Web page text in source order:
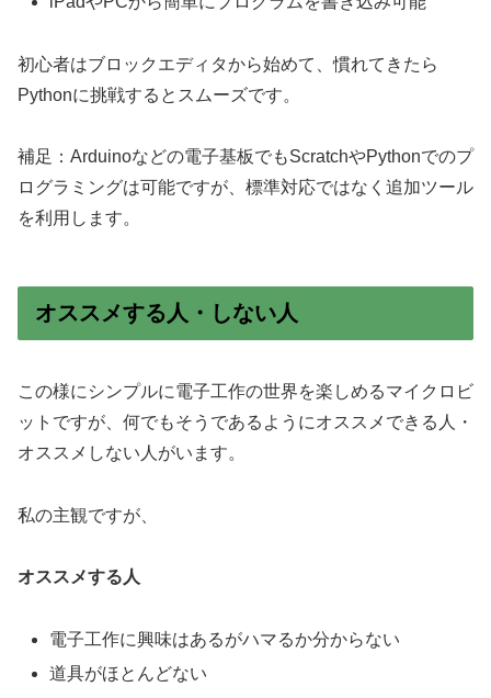
初心者はブロックエディタから始めて、慣れてきたら
Pythonに挑戦するとスムーズです。
補足：Arduinoなどの電子基板でもScratchやPythonでのプ
ログラミングは可能ですが、標準対応ではなく追加ツール
を利用します。
オススメする人・しない人
この様にシンプルに電子工作の世界を楽しめるマイクロビ
ットですが、何でもそうであるようにオススメできる人・
オススメしない人がいます。
私の主観ですが、
オススメする人
電子工作に興味はあるがハマるか分からない
道具がほとんどない